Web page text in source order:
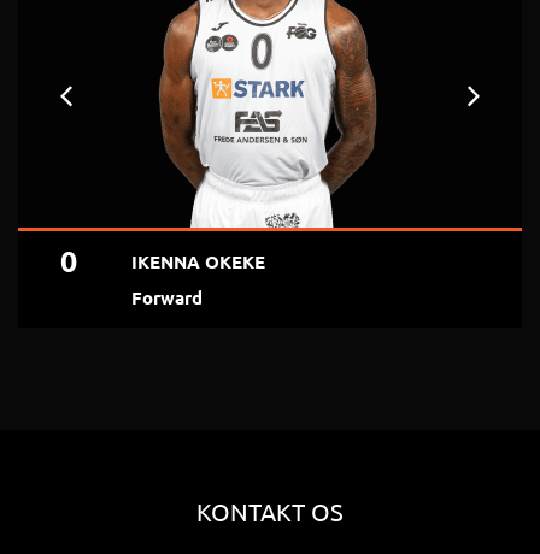
0
IKENNA OKEKE
Forward
KONTAKT OS